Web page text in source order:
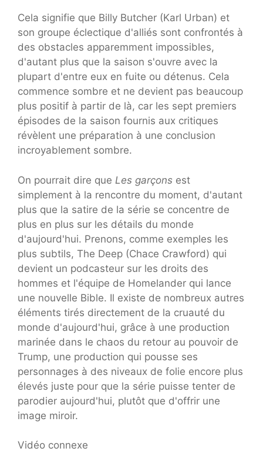
Cela signifie que Billy Butcher (Karl Urban) et
son groupe éclectique d'alliés sont confrontés à
des obstacles apparemment impossibles,
d'autant plus que la saison s'ouvre avec la
plupart d'entre eux en fuite ou détenus. Cela
commence sombre et ne devient pas beaucoup
plus positif à partir de là, car les sept premiers
épisodes de la saison fournis aux critiques
révèlent une préparation à une conclusion
incroyablement sombre.
On pourrait dire que Les garçons est
simplement à la rencontre du moment, d'autant
plus que la satire de la série se concentre de
plus en plus sur les détails du monde
d'aujourd'hui. Prenons, comme exemples les
plus subtils, The Deep (Chace Crawford) qui
devient un podcasteur sur les droits des
hommes et l'équipe de Homelander qui lance
une nouvelle Bible. Il existe de nombreux autres
éléments tirés directement de la cruauté du
monde d'aujourd'hui, grâce à une production
marinée dans le chaos du retour au pouvoir de
Trump, une production qui pousse ses
personnages à des niveaux de folie encore plus
élevés juste pour que la série puisse tenter de
parodier aujourd'hui, plutôt que d'offrir une
image miroir.
Vidéo connexe